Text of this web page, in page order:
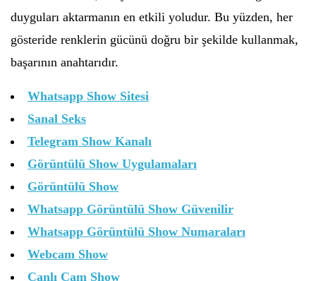
duyguları aktarmanın en etkili yoludur. Bu yüzden, her
gösteride renklerin gücünü doğru bir şekilde kullanmak,
başarının anahtarıdır.
Whatsapp Show Sitesi
Sanal Seks
Telegram Show Kanalı
Görüntülü Show Uygulamaları
Görüntülü Show
Whatsapp Görüntülü Show Güvenilir
Whatsapp Görüntülü Show Numaraları
Webcam Show
Canlı Cam Show